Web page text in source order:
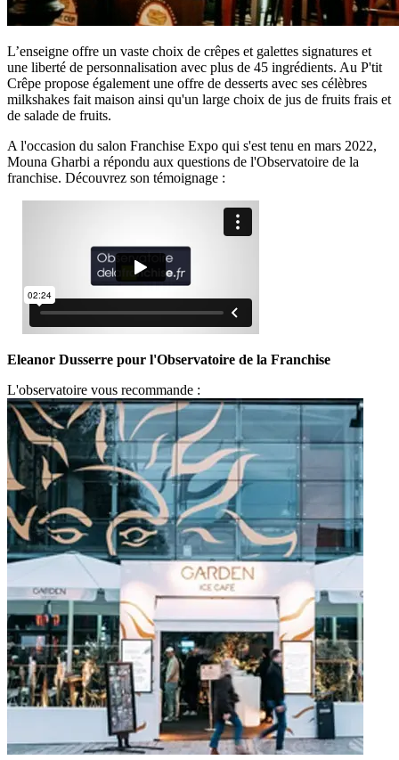
L’enseigne offre un vaste choix de crêpes et galettes signatures et
une liberté de personnalisation avec plus de 45 ingrédients. Au P'tit
Crêpe propose également une offre de desserts avec ses célèbres
milkshakes fait maison ainsi qu'un large choix de jus de fruits frais et
de salade de fruits.
A l'occasion du salon Franchise Expo qui s'est tenu en mars 2022,
Mouna Gharbi a répondu aux questions de l'Observatoire de la
franchise. Découvrez son témoignage :
Eleanor Dusserre pour l'Observatoire de la Franchise
L'observatoire vous recommande :